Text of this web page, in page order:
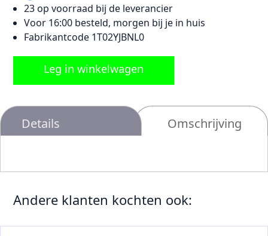
23 op voorraad bij de leverancier
Voor 16:00 besteld, morgen bij je in huis
Fabrikantcode 1T02YJBNL0
Leg in winkelwagen
Details Omschrijving
Andere klanten kochten ook: